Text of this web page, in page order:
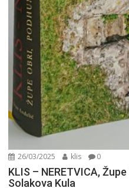
26/03/2025 klis 0
KLIS – NERETVICA,
Solakova Kula